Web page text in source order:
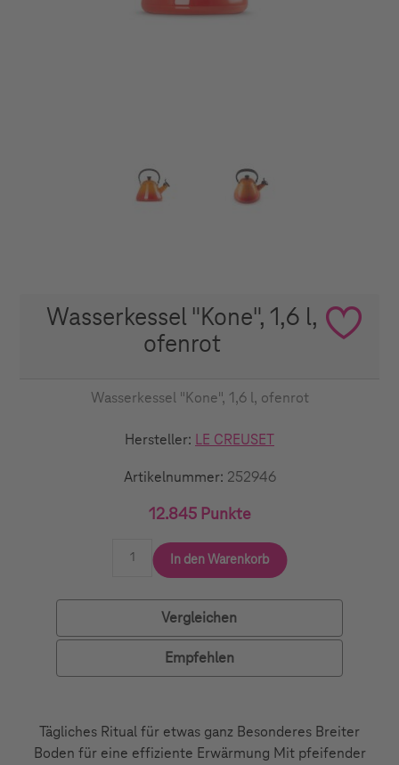
Wasserkessel "Kone", 1,6 l,
ofenrot
Wasserkessel "Kone", 1,6 l, ofenrot
Hersteller: LE CREUSET
Artikelnummer: 252946
12.845 Punkte
In den Warenkorb
Vergleichen
Empfehlen
Tägliches Ritual für etwas ganz Besonderes Breiter
Boden für eine effiziente Erwärmung Mit pfeifender